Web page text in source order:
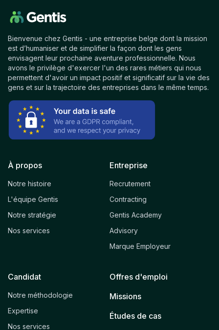
Bienvenue chez Gentis - une entreprise belge dont la mission
est d’humaniser et de simplifier la façon dont les gens
envisagent leur prochaine aventure professionnelle. Nous
avons le privilège d'exercer l'un des rares métiers qui nous
permettent d'avoir un impact positif et significatif sur la vie des
gens et sur la trajectoire des entreprises dans le même temps.
À propos
Notre histoire
L'équipe Gentis
Notre stratégie
Nos services
Entreprise
Recrutement
Contracting
Gentis Academy
Advisory
Marque Employeur
Candidat
Notre méthodologie
Expertise
Nos services
Offres d'emploi
Missions
Études de cas